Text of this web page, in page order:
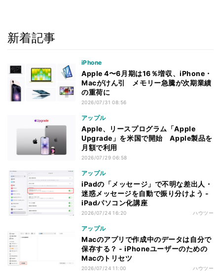
新着記事
iPhone
Apple 4〜6月期は16％増収、iPhone・
Macがけん引 メモリー急騰が次期業績
の重荷に
2026/07/31 08:56
アップル
Apple、リースプログラム「Apple
Upgrade」を米国で開始 Apple製品を
月額で利用
2026/07/29 06:58
アップル
iPadの「メッセージ」で不明な差出人・
迷惑メッセージを自動で振り分けよう -
iPadパソコン化講座
2026/07/24 16:20 ハウツー
アップル
Macのアプリで作成中のデータは自分で
保存する？ - iPhoneユーザーのための
Macのトリセツ
2026/07/24 11:00 ハウツー